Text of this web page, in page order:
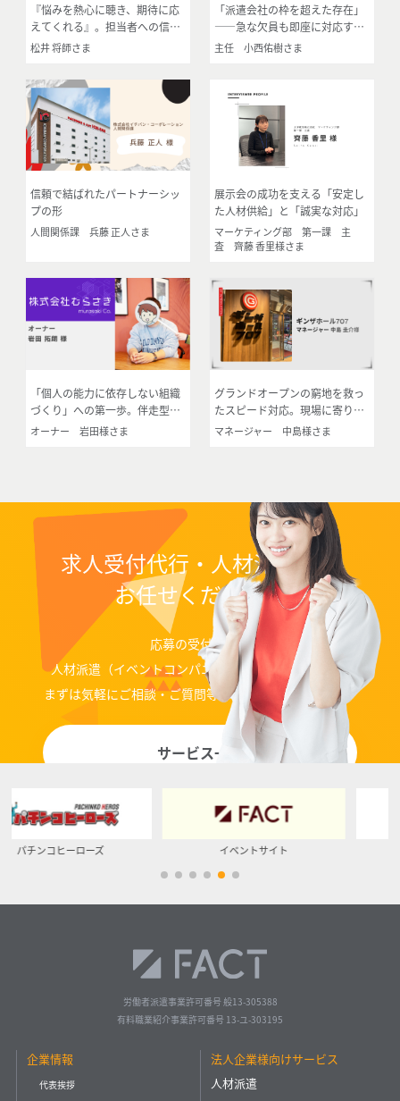
『悩みを熱心に聴き、期待に応
えてくれる』。担当者への信頼
が3年続くパートナーシップの
松井 将師さま
「派遣会社の枠を超えた存在」
――急な欠員も即座に対応す
る、店舗運営の不可欠なパート
主任 小西佑樹さま
信頼で結ばれたパートナーシッ
プの形
人間関係課 兵藤 正人さま
展示会の成功を支える「安定し
た人材供給」と「誠実な対応」
マーケティング部 第一課 主
査 齊藤 香里様さま
「個人の能力に依存しない組織
づくり」への第一歩。伴走型サ
ポートで描く会社の未来
オーナー 岩田様さま
グランドオープンの窮地を救っ
たスピード対応。現場に寄り添
うパートナーとしての信頼
マネージャー 中島様さま
求人受付代行・人材派遣なら
お任せください！
応募の受付代行、
人材派遣（イベントコンパニオン、ディレクター）等
まずは気軽にご相談・ご質問等お問い合わせください。
サービス一覧
イベントサイト ベッカク
労働者派遣事業許可番号 般13-305388
有料職業紹介事業許可番号 13-ユ-303195
企業情報
代表挨拶
法人企業様向けサービス
人材派遣